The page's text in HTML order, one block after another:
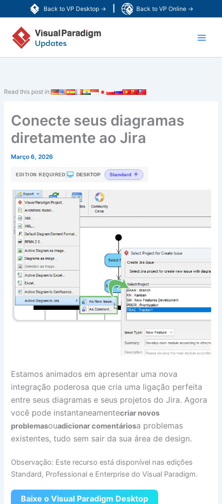
Back to VP Desktop → Back to VP Online →
to
content
Read this post in:
Conecte seus diagramas
diretamente ao Jira
Março 6, 2026
EDITION REQUIRED | DESKTOP Standard
Estamos animados em apresentar uma nova
integração poderosa que cria uma ligação perfeita
entre seus diagramas e seus projetos do Jira. Agora
você pode instantaneamentecriar novos
problemasouadicionar comentáriosa problemas
existentes, tudo sem sair da sua área de design.
Observação: Este recurso está disponível nas edições
Standard, Professional e Enterprise do Visual Paradigm.
Baixe o Visual Paradigm Desktop